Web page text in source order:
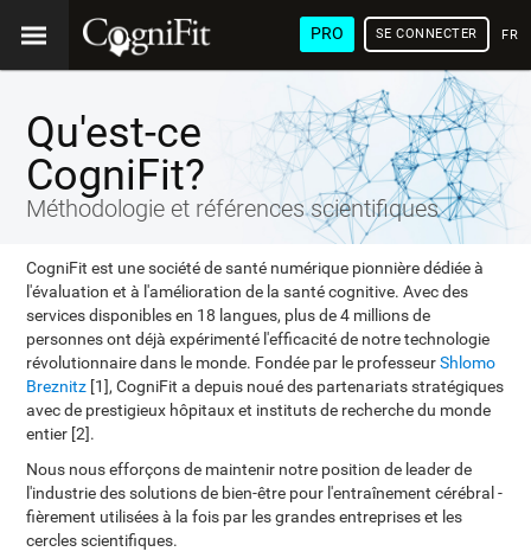
PRO SE CONNECTER
Qu'est-ce
CogniFit?
Méthodologie et références scientifiques
CogniFit est une société de santé numérique pionnière dédiée à
l'évaluation et à l'amélioration de la santé cognitive. Avec des
services disponibles en 18 langues, plus de 4 millions de
personnes ont déjà expérimenté l'efficacité de notre technologie
révolutionnaire dans le monde. Fondée par le professeurShlomo
Breznitz [1], CogniFit a depuis noué des partenariats stratégiques
avec de prestigieux hôpitaux et instituts de recherche du monde
entier [2].
Nous nous efforçons de maintenir notre position de leader de
l'industrie des solutions de bien-être pour l'entraînement cérébral -
fièrement utilisées à la fois par les grandes entreprises et les
cercles scientifiques.